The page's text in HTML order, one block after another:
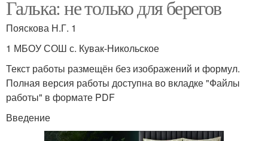
Галька: не только для берегов
Пояскова Н.Г. 1
1 МБОУ СОШ с. Кувак-Никольское
Текст работы размещён без изображений и формул.
Полная версия работы доступна во вкладке "Файлы
работы" в формате PDF
Введение